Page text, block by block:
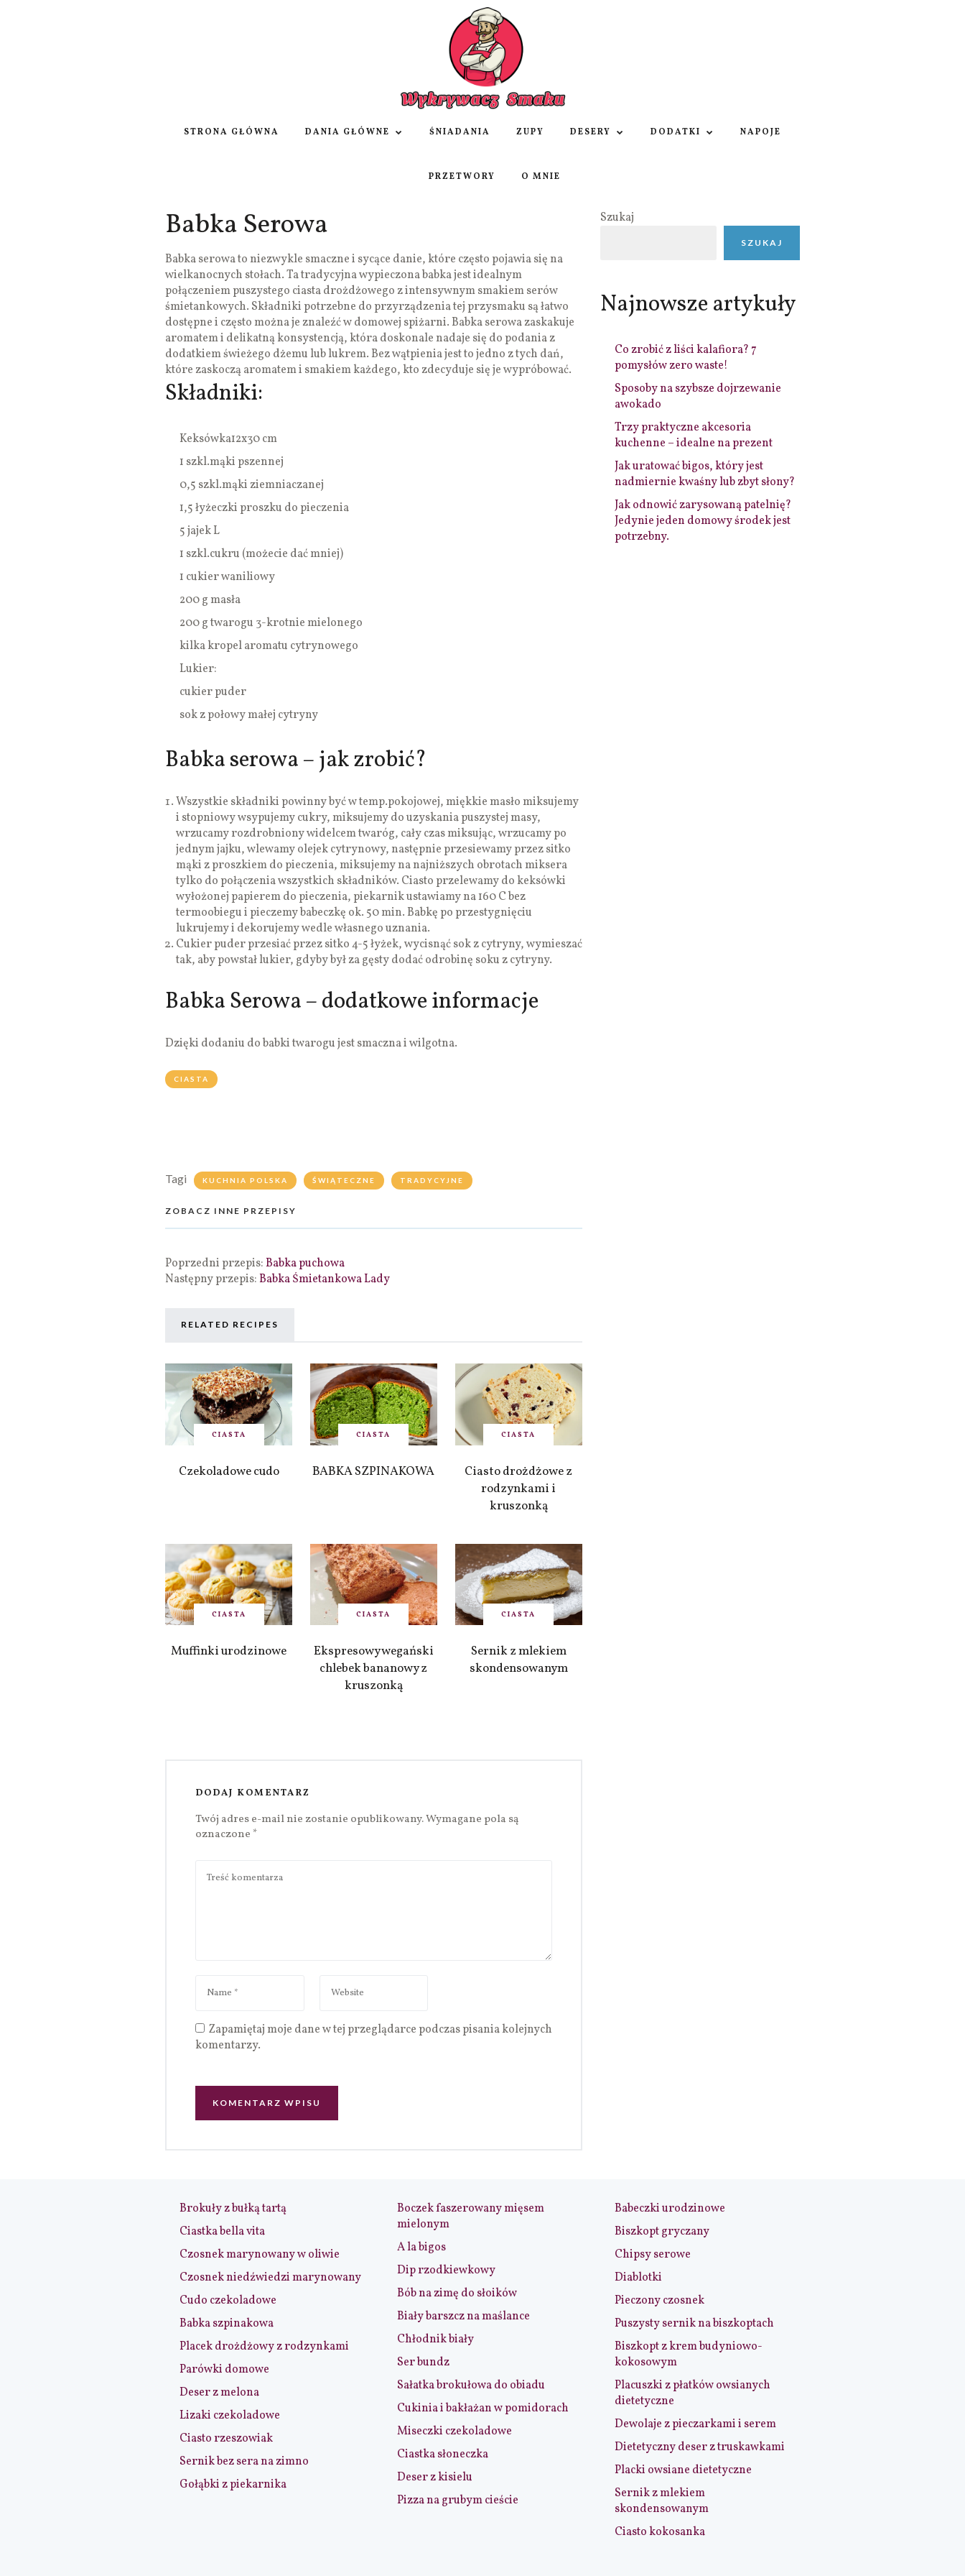
STRONA GŁÓWNA DANIA GŁÓWNE ŚNIADANIA ZUPY DESERY DODATKI NAPOJE
PRZETWORY O MNIE
Babka Serowa
Babka serowa to niezwykle smaczne i sycące danie, które często pojawia się na
wielkanocnych stołach. Ta tradycyjna wypieczona babka jest idealnym
połączeniem puszystego ciasta drożdżowego z intensywnym smakiem serów
śmietankowych. Składniki potrzebne do przyrządzenia tej przysmaku są łatwo
dostępne i często można je znaleźć w domowej spiżarni. Babka serowa zaskakuje
aromatem i delikatną konsystencją, która doskonale nadaje się do podania z
dodatkiem świeżego dżemu lub lukrem. Bez wątpienia jest to jedno z tych dań,
które zaskoczą aromatem i smakiem każdego, kto zdecyduje się je wypróbować.
Składniki:
Keksówka12x30 cm
1 szkl.mąki pszennej
0,5 szkl.mąki ziemniaczanej
1,5 łyżeczki proszku do pieczenia
5 jajek L
1 szkl.cukru (możecie dać mniej)
1 cukier waniliowy
200 g masła
200 g twarogu 3-krotnie mielonego
kilka kropel aromatu cytrynowego
Lukier:
cukier puder
sok z połowy małej cytryny
Babka serowa – jak zrobić?
Wszystkie składniki powinny być w temp.pokojowej, miękkie masło miksujemy
i stopniowy wsypujemy cukry, miksujemy do uzyskania puszystej masy,
wrzucamy rozdrobniony widelcem twaróg, cały czas miksując, wrzucamy po
jednym jajku, wlewamy olejek cytrynowy, następnie przesiewamy przez sitko
mąki z proszkiem do pieczenia, miksujemy na najniższych obrotach miksera
tylko do połączenia wszystkich składników. Ciasto przelewamy do keksówki
wyłożonej papierem do pieczenia, piekarnik ustawiamy na 160 C bez
termoobiegu i pieczemy babeczkę ok. 50 min. Babkę po przestygnięciu
lukrujemy i dekorujemy wedle własnego uznania.
Cukier puder przesiać przez sitko 4-5 łyżek, wycisnąć sok z cytryny, wymieszać
tak, aby powstał lukier, gdyby był za gęsty dodać odrobinę soku z cytryny.
Babka Serowa – dodatkowe informacje
Dzięki dodaniu do babki twarogu jest smaczna i wilgotna.
CIASTA
Tagi KUCHNIA POLSKA ŚWIĄTECZNE TRADYCYJNE
ZOBACZ INNE PRZEPISY
Poprzedni przepis:Babka puchowa
Następny przepis:Babka Śmietankowa Lady
RELATED RECIPES
CIASTA
Czekoladowe cudo
CIASTA
BABKA SZPINAKOWA
CIASTA
Ciasto drożdżowe z
rodzynkami i
kruszonką
CIASTA
Muffinki urodzinowe
CIASTA
Ekspresowy wegański
chlebek bananowy z
kruszonką
CIASTA
Sernik z mlekiem
skondensowanym
DODAJ KOMENTARZ
Twój adres e-mail nie zostanie opublikowany.Wymagane pola są
oznaczone *
Zapamiętaj moje dane w tej przeglądarce podczas pisania kolejnych
komentarzy.
Szukaj
SZUKAJ
Najnowsze artykuły
Co zrobić z liści kalafiora? 7
pomysłów zero waste!
Sposoby na szybsze dojrzewanie
awokado
Trzy praktyczne akcesoria
kuchenne – idealne na prezent
Jak uratować bigos, który jest
nadmiernie kwaśny lub zbyt słony?
Jak odnowić zarysowaną patelnię?
Jedynie jeden domowy środek jest
potrzebny.
Brokuły z bułką tartą
Ciastka bella vita
Czosnek marynowany w oliwie
Czosnek niedźwiedzi marynowany
Cudo czekoladowe
Babka szpinakowa
Placek drożdżowy z rodzynkami
Parówki domowe
Deser z melona
Lizaki czekoladowe
Ciasto rzeszowiak
Sernik bez sera na zimno
Gołąbki z piekarnika
Boczek faszerowany mięsem
mielonym
A la bigos
Dip rzodkiewkowy
Bób na zimę do słoików
Biały barszcz na maślance
Chłodnik biały
Ser bundz
Sałatka brokułowa do obiadu
Cukinia i bakłażan w pomidorach
Miseczki czekoladowe
Ciastka słoneczka
Deser z kisielu
Pizza na grubym cieście
Babeczki urodzinowe
Biszkopt gryczany
Chipsy serowe
Diablotki
Pieczony czosnek
Puszysty sernik na biszkoptach
Biszkopt z krem budyniowo-
kokosowym
Placuszki z płatków owsianych
dietetyczne
Dewolaje z pieczarkami i serem
Dietetyczny deser z truskawkami
Placki owsiane dietetyczne
Sernik z mlekiem
skondensowanym
Ciasto kokosanka